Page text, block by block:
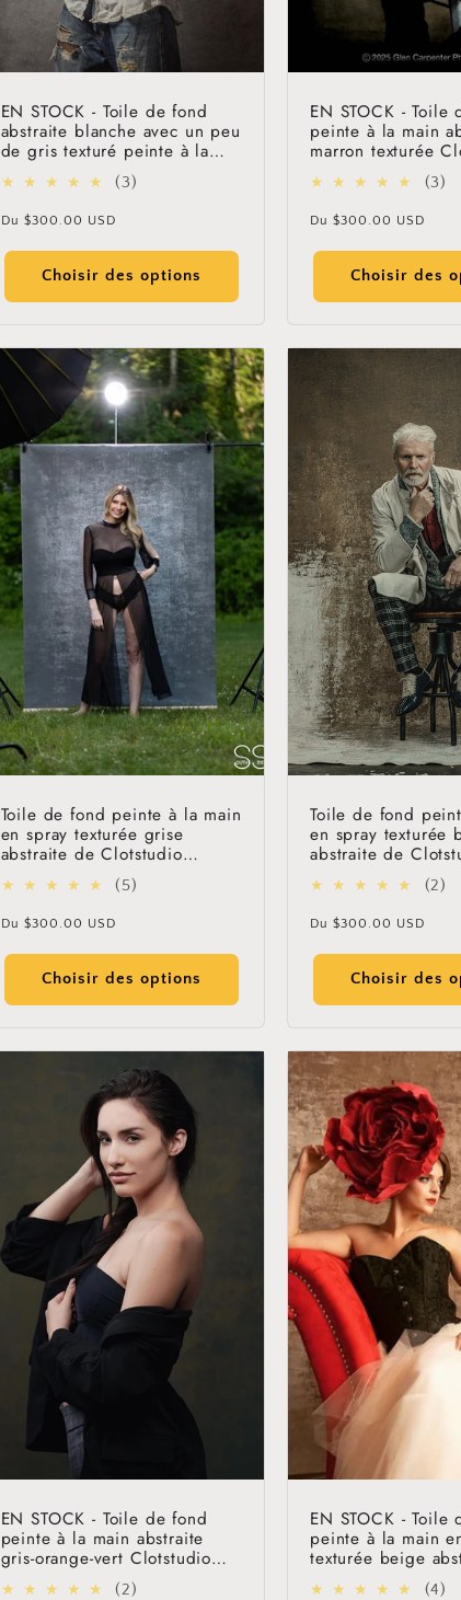
EN STOCK - Toile de fond
abstraite blanche avec un peu
de gris texturé peinte à la
main Clotstudio #clot60
(3)
Prix
Du $300.00 USD
Choisir des options
EN STOCK - Toile
peinte à la main
marron texturée
#clot256
(3)
Prix
Du $300.00 USD
Choisir des
Toile de fond peinte à la main
en spray texturée grise
abstraite de Clotstudio
#clot42
(5)
Prix
Du $300.00 USD
Choisir des options
Toile de fond
en spray texturée
abstraite de
#clot49
(2)
Prix
Du $300.00 USD
Choisir des
EN STOCK - Toile de fond
peinte à la main abstraite
gris-orange-vert Clotstudio
#clot117
(2)
EN STOCK - Toile
peinte à la main
texturée beige
Clotstudio #clot49
(4)
Get 30%
Limited-Time
GET 30% OFF
By signing up, you agree to receive email
No thanks